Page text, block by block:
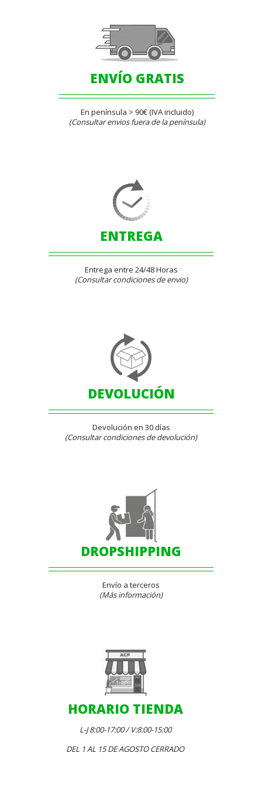
ENVÍO GRATIS
En península > 90€ (IVA incluido)
(Consultar envios fuera de la península)
ENTREGA
Entrega entre 24/48 Horas
(Consultar condiciones de envio)
DEVOLUCIÓN
Devolución en 30 días
(Consultar condiciones de devolución)
DROPSHIPPING
Envío a terceros
(Más información)
HORARIO TIENDA
L-J 8:00-17:00 / V:8:00-15:00
DEL 1 AL 15 DE AGOSTO CERRADO